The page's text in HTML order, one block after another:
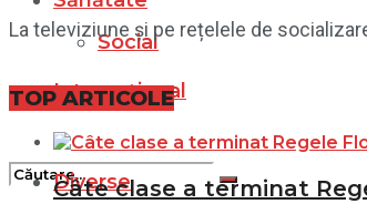
Social
Filme
Internațional
Diverse
La televiziune și pe rețelele de
TOP ARTICOLE
Câte clase a terminat